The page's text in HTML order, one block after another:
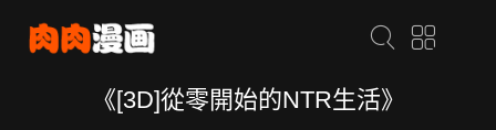
《[3D]從零開始的NTR生活》